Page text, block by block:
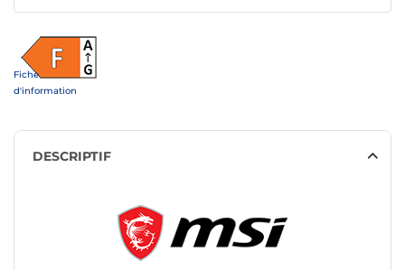
Fiche
d'information
DESCRIPTIF